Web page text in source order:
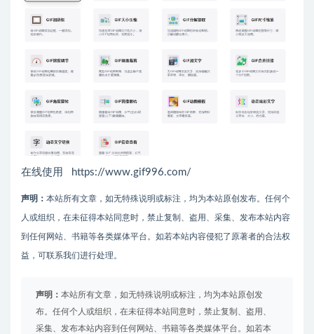
在线使用 https://www.gif996.com/
声明： 本站所有文章，如无特殊说明或标注，均为本站原创发布。任何个
人或组织，在未征得本站同意时，禁止复制、盗用、采集、发布本站内容
到任何网站、书籍等各类媒体平台。如若本站内容侵犯了原著者的合法权
益，可联系我们进行处理。
声明： 本站所有文章，如无特殊说明或标注，均为本站原创发
布。任何个人或组织，在未征得本站同意时，禁止复制、盗用、
采集、发布本站内容到任何网站、书籍等各类媒体平台。如若本